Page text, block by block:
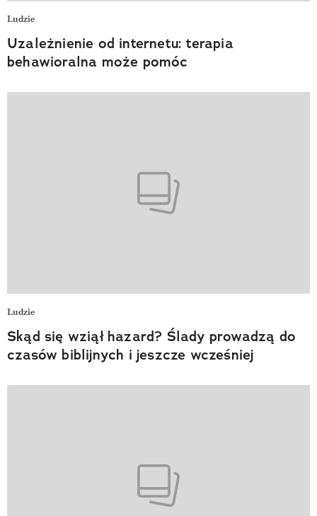
Ludzie
Uzależnienie od internetu: terapia
behawioralna może pomóc
Ludzie
Skąd się wziął hazard? Ślady prowadzą do
czasów biblijnych i jeszcze wcześniej